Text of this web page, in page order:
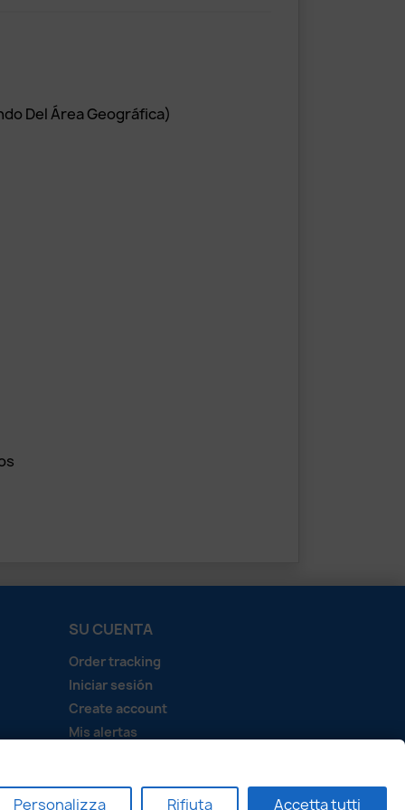
Del Área Geográfica)
SU CUENTA
Order tracking
Iniciar sesión
Create account
Mis alertas
Personalizza Rifiuta Accetta tutti